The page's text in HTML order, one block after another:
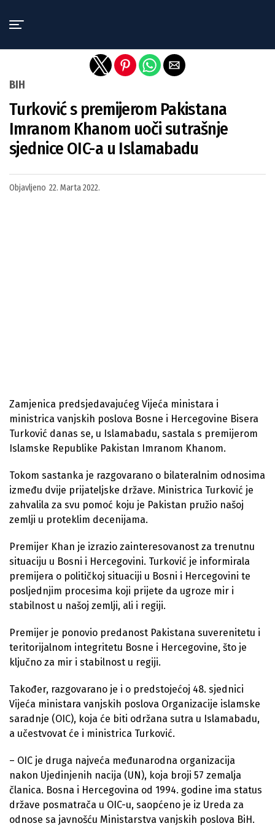
BIH
Turković s premijerom Pakistana
Imranom Khanom uoči sutrašnje
sjednice OIC-a u Islamabadu
Objavljeno 22. Marta 2022.
Zamjenica predsjedavajućeg Vijeća ministara i
ministrica vanjskih poslova Bosne i Hercegovine Bisera
Turković danas se, u Islamabadu, sastala s premijerom
Islamske Republike Pakistan Imranom Khanom.
Tokom sastanka je razgovarano o bilateralnim odnosima
između dvije prijateljske države. Ministrica Turković je
zahvalila za svu pomoć koju je Pakistan pružio našoj
zemlji u proteklim decenijama.
Premijer Khan je izrazio zainteresovanost za trenutnu
situaciju u Bosni i Hercegovini. Turković je informirala
premijera o političkoj situaciji u Bosni i Hercegovini te
posljednjim procesima koji prijete da ugroze mir i
stabilnost u našoj zemlji, ali i regiji.
Premijer je ponovio predanost Pakistana suverenitetu i
teritorijalnom integritetu Bosne i Hercegovine, što je
ključno za mir i stabilnost u regiji.
Također, razgovarano je i o predstojećoj 48. sjednici
Vijeća ministara vanjskih poslova Organizacije islamske
saradnje (OIC), koja će biti održana sutra u Islamabadu,
a učestvovat će i ministrica Turković.
– OIC je druga najveća međunarodna organizacija
nakon Ujedinjenih nacija (UN), koja broji 57 zemalja
članica. Bosna i Hercegovina od 1994. godine ima status
države posmatrača u OIC-u, saopćeno je iz Ureda za
odnose sa javnošću Ministarstva vanjskih poslova BiH.